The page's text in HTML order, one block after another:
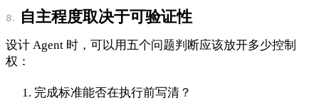
自主程度取决于可验证性
设计 Agent 时，可以用五个问题判断应该放开多少控制
权：
完成标准能否在执行前写清？